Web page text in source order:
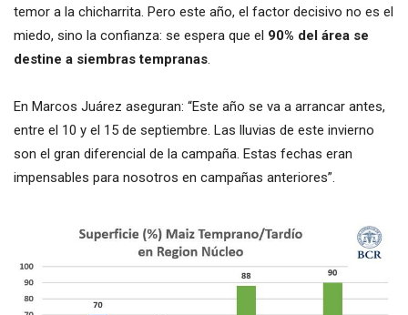
temor a la chicharrita. Pero este año, el factor decisivo no es el
miedo, sino la confianza: se espera que el 90% del área se
destine a siembras tempranas.
En Marcos Juárez aseguran: “Este año se va a arrancar antes,
entre el 10 y el 15 de septiembre. Las lluvias de este invierno
son el gran diferencial de la campaña. Estas fechas eran
impensables para nosotros en campañas anteriores”.